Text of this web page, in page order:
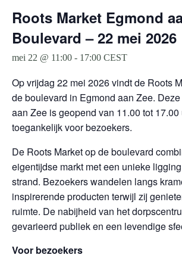
Roots Market Egmond
Boulevard – 22 mei 2026
mei 22 @ 11:00 - 17:00 CEST
Op vrijdag 22 mei 2026 vindt de Roots
de boulevard in Egmond aan Zee.
aan Zee is geopend van 11.00 tot
toegankelijk voor bezoekers.
De Roots Market op de boulevard
eigentijdse markt met een unieke
strand. Bezoekers wandelen langs
inspirerende producten terwijl zij
ruimte. De nabijheid van het
gevarieerd publiek en een levendige
Voor bezoekers